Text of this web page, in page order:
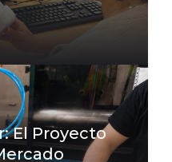
El Proyecto